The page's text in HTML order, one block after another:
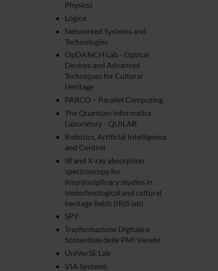
Physics)
Logica
Networked Systems and
Technologies
OpDATeCH Lab - Optical
Devices and Advanced
Techniques for Cultural
Heritage
PARCO – Parallel Computing
The Quantum Informatics
Laboratory - QUILAB
Robotics, Artificial Intelligence
and Control
IR and X-ray absorption
spectroscopy for
interdisciplinary studies in
biotechnological and cultural
heritage fields (IRIS lab)
SPY
Trasformazione Digitale e
Sostenibile delle PMI Venete
UniVerSE Lab
VIA Systems